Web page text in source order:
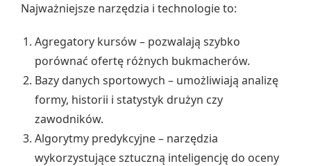
Najważniejsze narzędzia i technologie to:
Agregatory kursów – pozwalają szybko
porównać ofertę różnych bukmacherów.
Bazy danych sportowych – umożliwiają analizę
formy, historii i statystyk drużyn czy
zawodników.
Algorytmy predykcyjne – narzędzia
wykorzystujące sztuczną inteligencję do oceny